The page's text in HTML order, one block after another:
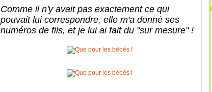
Comme il n'y avait pas exactement ce qui
pouvait lui correspondre, elle m'a donné ses
numéros de fils, et je lui ai fait du "sur mesure" !